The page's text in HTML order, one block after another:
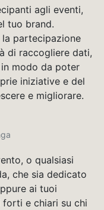
agli eventi,
tuo brand.
la partecipazione
di raccogliere dati,
modo da poter
iniziative e del
e migliorare.
o qualsiasi
che sia dedicato
ai tuoi
forti e chiari su chi